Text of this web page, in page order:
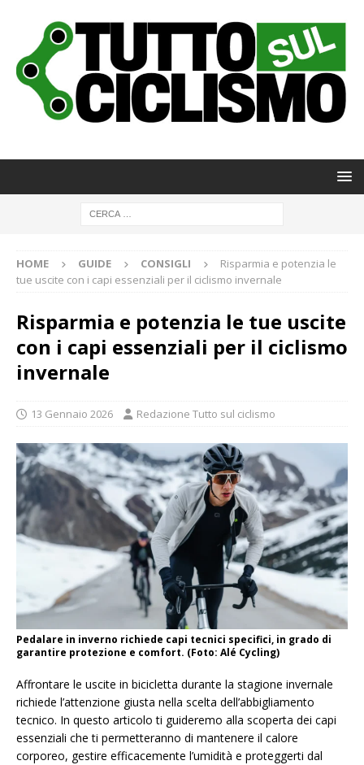
HOME GUIDE CONSIGLI
Risparmia e potenzia le
tue uscite con i capi essenziali per il ciclismo invernale
Risparmia e potenzia le tue uscite
con i capi essenziali per il ciclismo
invernale
13 Gennaio 2026 Redazione Tutto sul ciclismo
Pedalare in inverno richiede capi tecnici specifici, in grado di
garantire protezione e comfort. (Foto: Alé Cycling)
Affrontare le uscite in bicicletta durante la stagione invernale
richiede l’attenzione giusta nella scelta dell’abbigliamento
tecnico. In questo articolo ti guideremo alla scoperta dei capi
essenziali che ti permetteranno di mantenere il calore
corporeo, gestire efficacemente l’umidità e proteggerti dal